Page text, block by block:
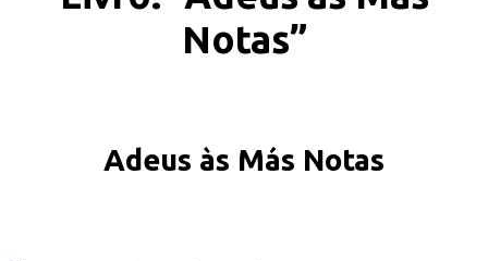
Notas”
Adeus às Más Notas